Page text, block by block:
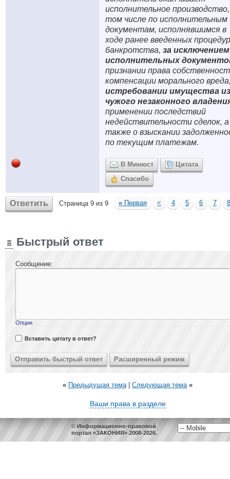
исполнительное
том числе по исполнительным
документам, исполнявшимся в
ходе ранее введенных процедур
банкротства, за исключением
исполнительных
признании права
компенсации морального
истребовании имущества из
чужого незаконного
применении последствий
недействительности сделок, а
также о взыскании
по текущим платежам.
В Минюст
Цитата
Спасибо
Ответить Страница 9 из 9 « Первая < 4 5 6 7 8
Быстрый ответ
Сообщение:
Опции
Вставить цитату в ответ?
« Предыдущая тема| Следующая тема »
Ваши права в разделе
© Информационно-правовой
портал «ЗАКОНИЯ» 2008-2026.